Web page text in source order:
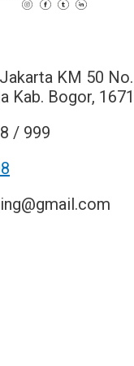
KM 50
Kab. Bogor,
/ 999